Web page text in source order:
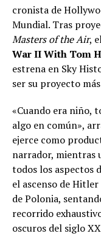
cronista de
Mundial. Tras
Masters of the Air,
War II With Tom
estrena en Sky
ser su proyecto
«Cuando era niño,
algo en común»,
ejerce como
narrador, mientras
todos los aspectos
el ascenso de
de Polonia,
recorrido
oscuros del siglo